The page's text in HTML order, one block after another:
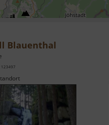
Blauenthal
123497